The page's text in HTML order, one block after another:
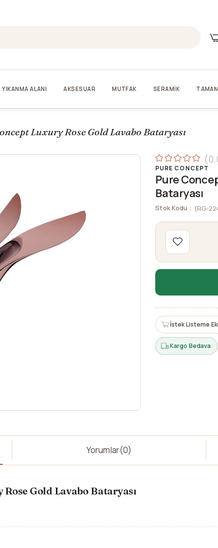
YIKANMA ALANI AKSESUAR MUTFAK SERAMİK
Luxury Rose Gold Lavabo Bataryası
PURE CONCEPT
Pure
Bataryası
Stok Kodu (RG-
İstek Listeme
Kargo Bedava
Yorumlar(0)
Gold Lavabo Bataryası